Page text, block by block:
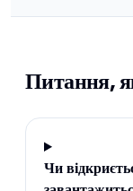
Питання,
Чи